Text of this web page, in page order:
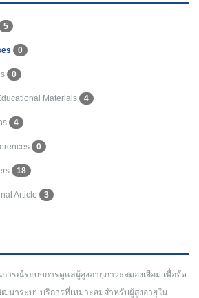
5
0
0
Materials 4
4
0
18
Article 3
ารณ์ระบบการดูแลผู้สูงอายุภาวะสมองเสื่อม เพื่อจัด
นาระบบบริการที่เหมาะสมสำหรับผู้สูงอายุใน